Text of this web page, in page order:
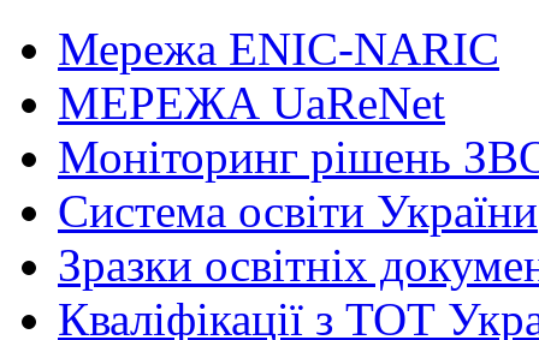
Мережа ENIC-NARIC
МЕРЕЖА UaReNet
Моніторинг рішень
Система освіти України
Зразки освітніх
Кваліфікації з ТОТ